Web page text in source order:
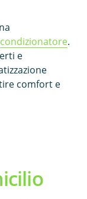
condizionatore.
e
comfort e